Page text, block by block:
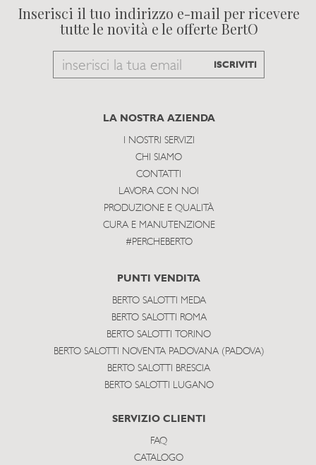
Inserisci il tuo indirizzo e-mail per ricevere
tutte le novità e le offerte BertO
Email
subscribe
ISCRIVITI
LA NOSTRA AZIENDA
I NOSTRI SERVIZI
CHI SIAMO
CONTATTI
LAVORA CON NOI
PRODUZIONE E QUALITÀ
CURA E MANUTENZIONE
#PERCHEBERTO
PUNTI VENDITA
BERTO SALOTTI MEDA
BERTO SALOTTI ROMA
BERTO SALOTTI TORINO
BERTO SALOTTI NOVENTA PADOVANA (PADOVA)
BERTO SALOTTI BRESCIA
BERTO SALOTTI LUGANO
SERVIZIO CLIENTI
FAQ
CATALOGO